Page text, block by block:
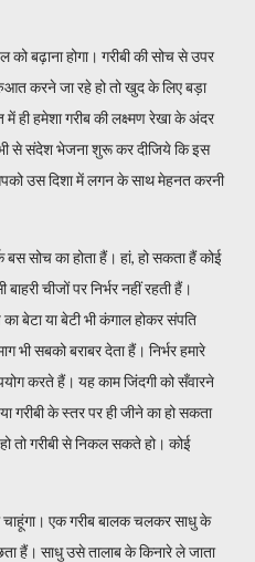
बढ़ाना होगा। गरीबी की सोच से उपर
करने जा रहे हो तो खुद के लिए बड़ा
ही हमेशा गरीब की लक्ष्मण रेखा के अंदर
से संदेश भेजना शुरू कर दीजिये कि इस
उस दिशा में लगन के साथ मेहनत करनी
सोच का होता हैं। हां, हो सकता हैं कोई
चीजों पर निर्भर नहीं रहती हैं।
बेटा या बेटी भी कंगाल होकर संपति
सबको बराबर देता हैं। निर्भर हमारे
करते हैं। यह काम जिंदगी को सँवारने
गरीबी के स्तर पर ही जीने का हो सकता
तो गरीबी से निकल सकते हो। कोई
एक गरीब बालक चलकर साधु के
हैं। साधु उसे तालाब के किनारे ले जाता